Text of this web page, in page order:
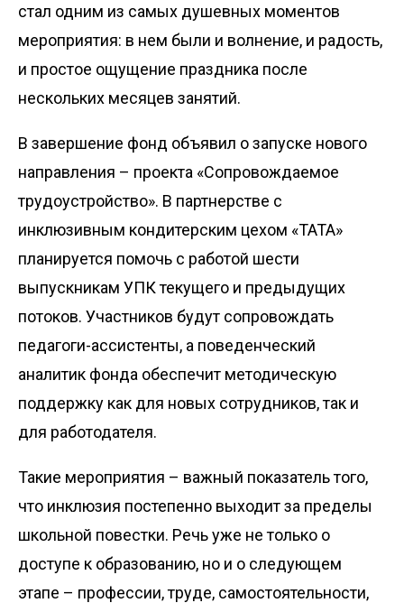
стал одним из самых душевных моментов
мероприя­тия: в нем были и волнение, и радость,
и простое ощущение праздника после
нескольких месяцев занятий.
В завершение фонд объявил о запуске нового
направления – проекта «Сопровождаемое
трудоустройство». В партнерстве с
инклюзивным кондитерским цехом «ТАТА»
планируется помочь с работой шести
выпускникам УПК текущего и предыдущих
потоков. Участников будут сопровождать
педагоги-ассистенты, а поведенческий
аналитик фонда обеспечит методическую
поддерж­ку как для новых сотрудников, так и
для работодателя.
Такие мероприятия – важный показатель того,
что инклюзия постепенно выходит за пределы
школьной повестки. Речь уже не только о
доступе к образованию, но и о следующем
этапе – профессии, труде, самостоятельнос­ти,